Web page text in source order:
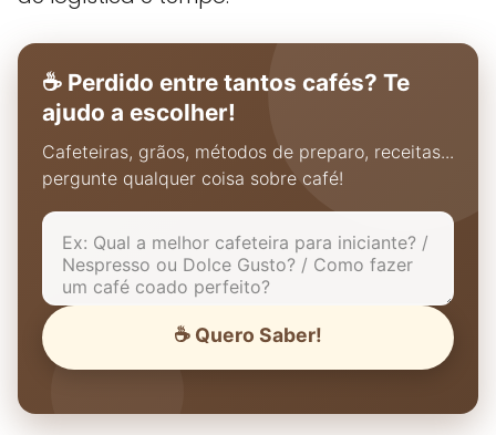
☕ Perdido entre tantos cafés? Te
ajudo a escolher!
Cafeteiras, grãos, métodos de preparo, receitas...
pergunte qualquer coisa sobre café!
☕ Quero Saber!